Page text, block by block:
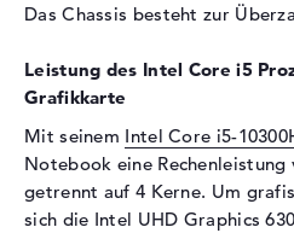
Audio
Soundkarte
Hi-
Mikrofon
Webcam
Sensorauflösung
0,9
Eingabegeräte
Das Chassis besteht zur
Leistung des Intel Core i5
Grafikkarte
Mit seinem Intel Core i5-
Notebook eine Rechenleistung
getrennt auf 4 Kerne. Um
sich die Intel UHD Graphics